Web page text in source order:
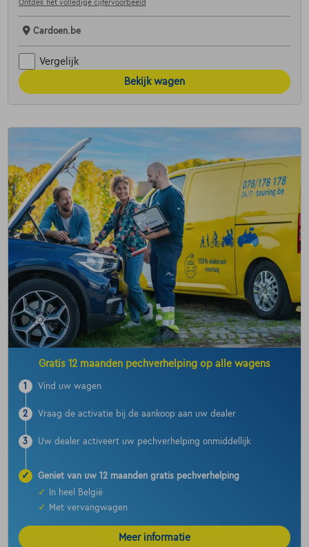
Ontdek het volledige cijfervoorbeeld
Cardoen.be
Vergelijk
Bekijk wagen
Gratis 12 maanden pechverhelping op alle wagens
1 Vind uw wagen
2 Vraag de activatie bij de aankoop aan uw dealer
3 Uw dealer activeert uw pechverhelping onmiddellijk
✓
Geniet van uw 12 maanden gratis pechverhelping
✓
In heel België
✓
Met vervangwagen
Meer informatie